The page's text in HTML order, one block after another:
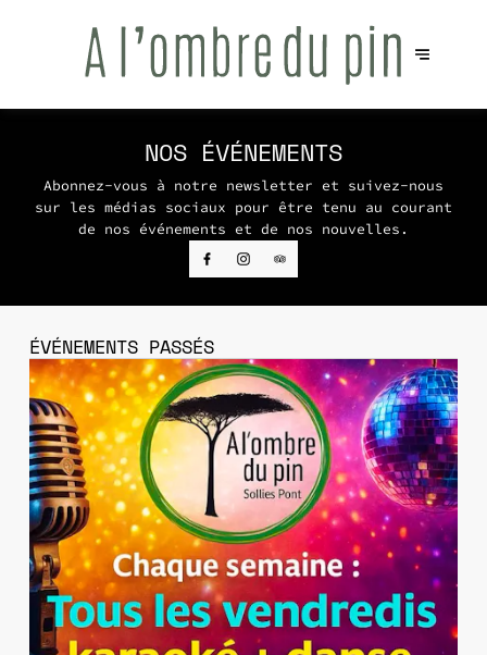
NOS ÉVÉNEMENTS
Abonnez-vous à notre newsletter et suivez-nous
sur les médias sociaux pour être tenu au courant
de nos événements et de nos nouvelles.
ÉVÉNEMENTS PASSÉS